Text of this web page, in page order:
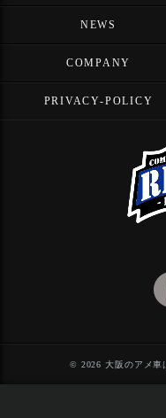
NEWS
COMPANY
PRIVACY-POLICY
© 2026 大阪のアメ車